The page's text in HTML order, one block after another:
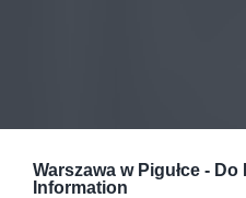
Warszawa w Pigułce - Do
Information